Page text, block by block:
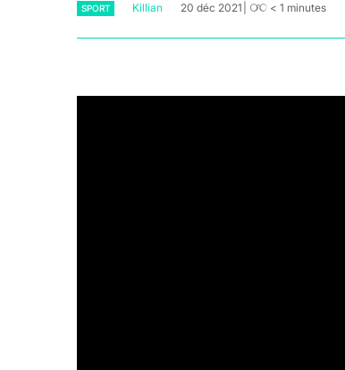
SPORT Killian 20 déc 2021 < 1 minutes